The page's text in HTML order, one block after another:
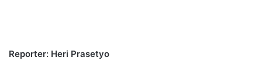
Reporter: Heri Prasetyo